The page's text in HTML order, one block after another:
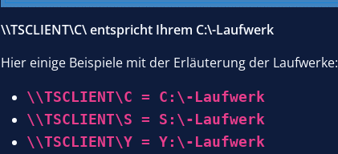
\\TSCLIENT\C\ entspricht Ihrem C:\-Laufwerk
Hier einige Beispiele mit der Erläuterung der Laufwerke:
\\TSCLIENT\C = C:\-Laufwerk
\\TSCLIENT\S = S:\-Laufwerk
\\TSCLIENT\Y = Y:\-Laufwerk